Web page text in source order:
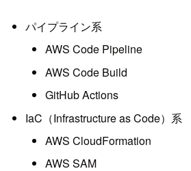
パイプライン系
AWS Code Pipeline
AWS Code Build
GitHub Actions
IaC（Infrastructure as Code）系
AWS CloudFormation
AWS SAM